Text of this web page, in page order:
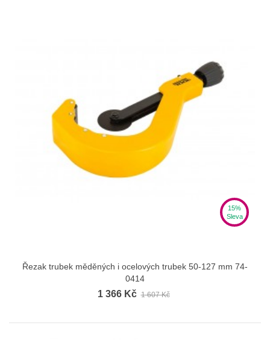
15%
Sleva
Řezak trubek měděných i ocelových trubek 50-127 mm 74-
0414
1 366 Kč 1 607 Kč